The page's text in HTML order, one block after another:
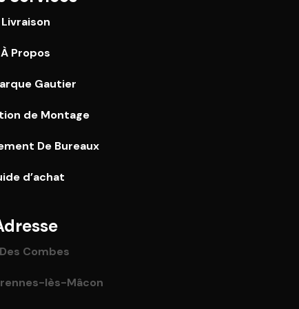
Livraison
À Propos
Gautier
de Montage
De Bureaux
d’achat
Combes
lès-Mâcon